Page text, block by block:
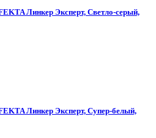
Линкер Эксперт, Светло-серый,
Линкер Эксперт, Супер-белый,